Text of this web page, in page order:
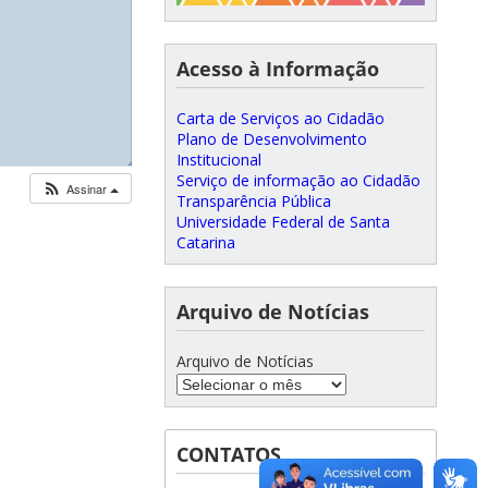
◢◢◢◢◢◢◢
Assinar
Acesso à Informação
Carta de Serviços ao Cidadão
Plano de Desenvolvimento
Institucional
Serviço de informação ao Cidadão
Transparência Pública
Universidade Federal de Santa
Catarina
Arquivo de Notícias
Arquivo de Notícias
CONTATOS